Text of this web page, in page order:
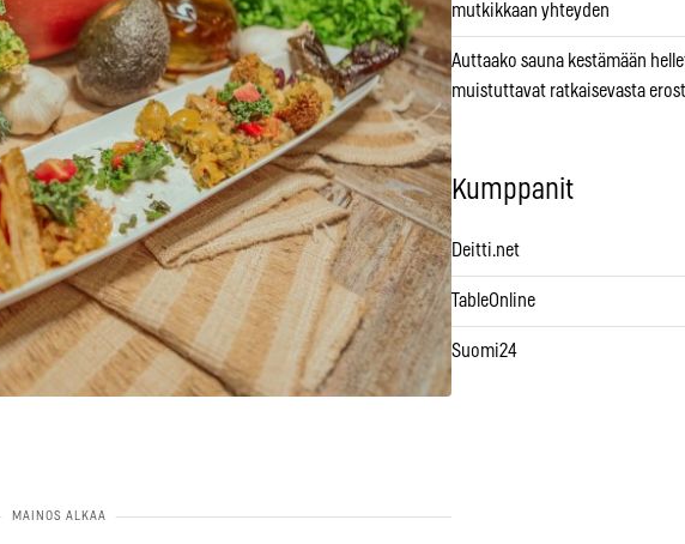
mutkikkaan yhteyden
Auttaako sauna kestämään
muistuttavat ratkaisevasta
Kumppanit
Deitti.net
TableOnline
Suomi24